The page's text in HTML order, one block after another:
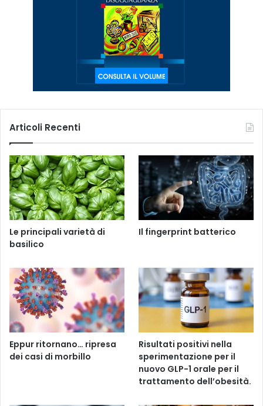
Articoli Recenti
Le principali varietà di
basilico
Il fingerprint batterico
Eppur ritornano… ripresa
dei casi di morbillo
Risultati positivi nella
sperimentazione per il
nuovo GLP-1 orale per il
trattamento dell’obesità.